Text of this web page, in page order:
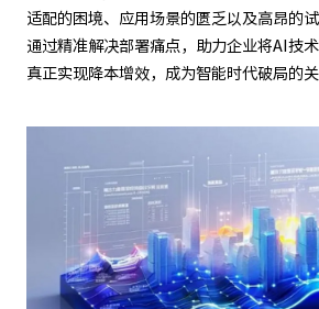
适配的困境、应用场景的匮乏以及高昂的
通过精准解决部署痛点，助力企业将AI技
真正实现降本增效，成为智能时代破局的关